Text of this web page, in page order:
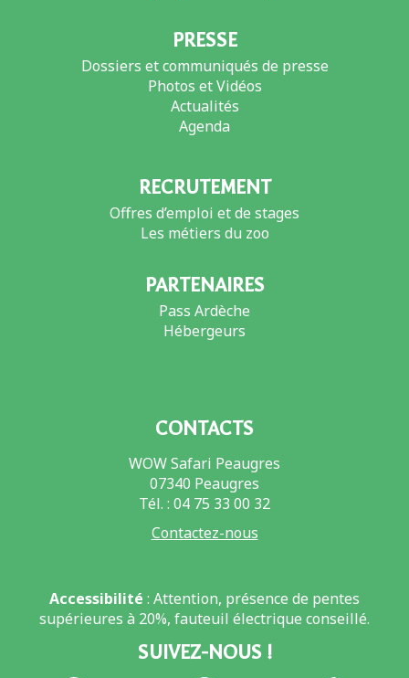
PRESSE
Dossiers et communiqués de presse
Photos et Vidéos
Actualités
Agenda
RECRUTEMENT
Offres d’emploi et de stages
Les métiers du zoo
PARTENAIRES
Pass Ardèche
Hébergeurs
CONTACTS
WOW Safari Peaugres
07340 Peaugres
Tél. : 04 75 33 00 32
Contactez-nous
Accessibilité : Attention, présence de pentes
supérieures à 20%, fauteuil électrique conseillé.
SUIVEZ-NOUS !